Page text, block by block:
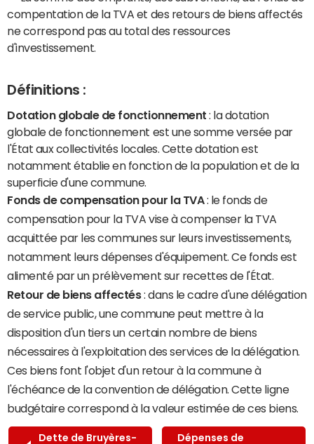
compentation de la TVA et des retours de biens affectés
ne correspond pas au total des ressources
d'investissement.
Définitions :
Dotation globale de fonctionnement : la dotation
globale de fonctionnement est une somme versée par
l'État aux collectivités locales. Cette dotation est
notamment établie en fonction de la population et de la
superficie d'une commune.
Fonds de compensation pour la TVA: le fonds de
compensation pour la TVA vise à compenser la TVA
acquittée par les communes sur leurs investissements,
notamment leurs dépenses d'équipement. Ce fonds est
alimenté par un prélèvement sur recettes de l'État.
Retour de biens affectés: dans le cadre d'une délégation
de service public, une commune peut mettre à la
disposition d'un tiers un certain nombre de biens
nécessaires à l'exploitation des services de la délégation.
Ces biens font l'objet d'un retour à la commune à
l'échéance de la convention de délégation. Cette ligne
budgétaire correspond à la valeur estimée de ces biens.
Dette de Bruyères-
Dépenses de